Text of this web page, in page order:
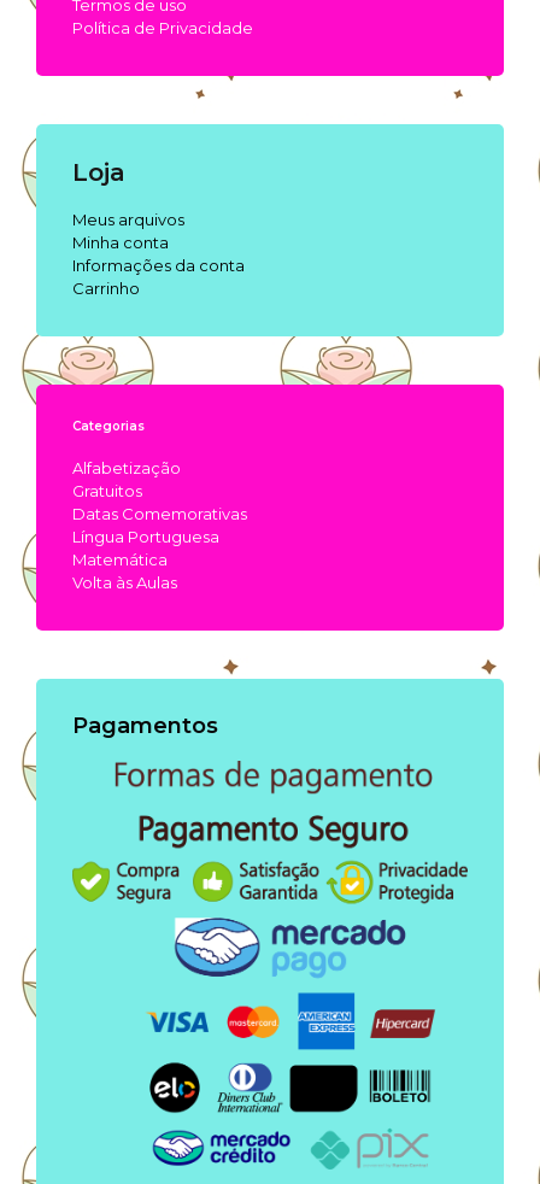
Termos de uso
Política de Privacidade
Loja
Meus arquivos
Minha conta
Informações da conta
Carrinho
Categorias
Alfabetização
Gratuitos
Datas Comemorativas
Língua Portuguesa
Matemática
Volta às Aulas
Pagamentos